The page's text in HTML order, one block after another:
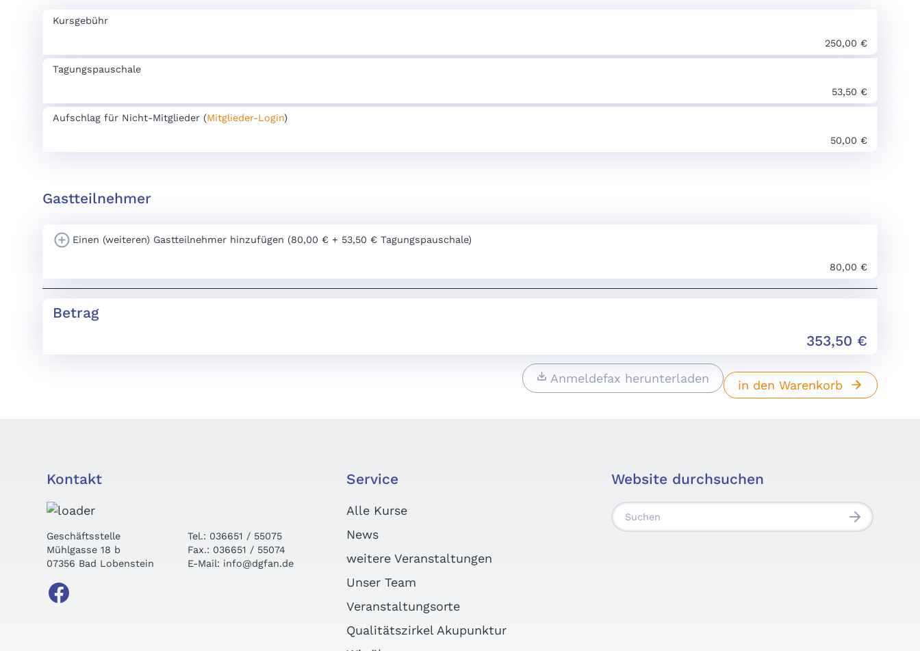
Kursgebühr
250,00 €
Tagungspauschale
53,50 €
Aufschlag für Nicht-Mitglieder (Mitglieder-Login)
50,00 €
Gastteilnehmer
Einen (weiteren) Gastteilnehmer hinzufügen (80,00 € + 53,50 € Tagungspauschale)
80,00 €
Betrag
353,50 €
Anmeldefax herunterladen in den Warenkorb
Kontakt
Geschäftsstelle
Mühlgasse 18 b
07356 Bad Lobenstein
Tel.: 036651 / 55075
Fax.: 036651 / 55074
E-Mail: info@dgfan.de
Service
Alle Kurse
News
weitere Veranstaltungen
Unser Team
Veranstaltungsorte
Qualitätszirkel Akupunktur
Website durchsuchen